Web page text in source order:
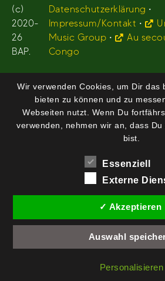
(c)
2020-
26
BAP.
Datenschutzerklärung •
Impressum/Kontakt •
Music Group •
Au
Congo
Wir verwenden Cookies, um Dir das
bieten zu können und zu
Webseiten nutzt. Wenn Du
verwenden, nehmen wir an, dass
bist.
Essenziell
Externe
✓ Akzeptieren
Auswahl
Personalisieren